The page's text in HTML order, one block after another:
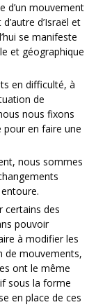
d’un mouvement
d’Israël et
se manifeste
et géographique
en difficulté, à
de
nous fixons
pour en faire une
nous sommes
certains des
pouvoir
à modifier les
de mouvements,
ont le même
sous la forme
en place de ces